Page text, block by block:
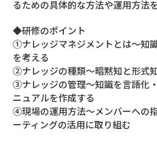
るための具体的な方法や運用方法
◆研修のポイント
①ナレッジマネジメントとは～知
を考える
②ナレッジの種類～暗黙知と形式
③ナレッジの管理～知識を言語化
ニュアルを作成する
④現場の運用方法～メンバーへの
ーティングの活用に取り組む